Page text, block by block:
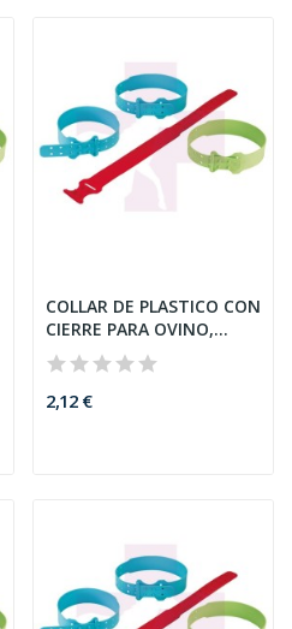
COLLAR DE PLASTICO CON
CIERRE PARA OVINO,
56CM,...
2,12 €